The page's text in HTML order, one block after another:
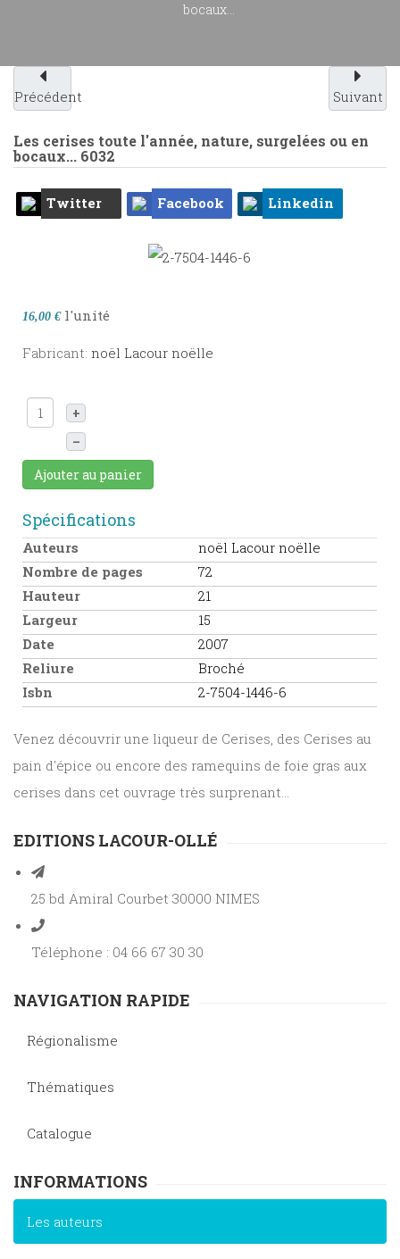
bocaux...
Précédent Suivant
Les cerises toute l'année, nature, surgelées ou en
bocaux... 6032
Twitter Facebook Linkedin
16,00 € l'unité
Fabricant: noël Lacour noëlle
+
–
Ajouter au panier
Spécifications
Auteurs
noël Lacour noëlle
Nombre de pages
72
Hauteur
21
Largeur
15
Date
2007
Reliure
Broché
Isbn
2-7504-1446-6
Venez découvrir une liqueur de Cerises, des Cerises au
pain d'épice ou encore des ramequins de foie gras aux
cerises dans cet ouvrage très surprenant...
EDITIONS LACOUR-OLLÉ
25 bd Amiral Courbet 30000 NIMES
Téléphone : 04 66 67 30 30
NAVIGATION RAPIDE
Régionalisme
Thématiques
Catalogue
INFORMATIONS
Les auteurs